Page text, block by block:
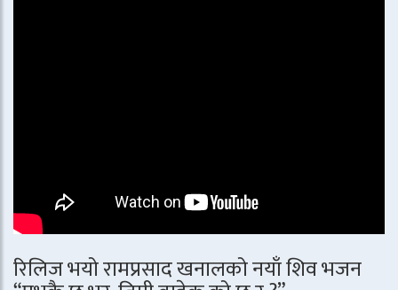
रिलिज भयो रामप्रसाद खनालको नयाँ शिव भजन